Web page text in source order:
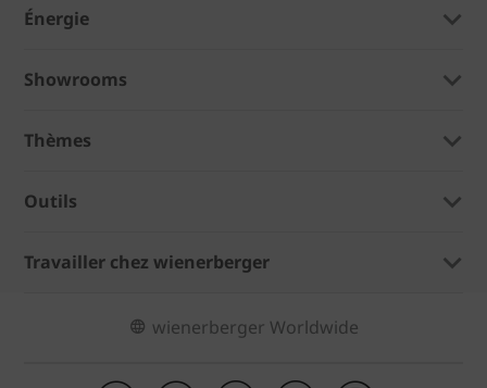
Énergie
Showrooms
Thèmes
Outils
Travailler chez wienerberger
wienerberger Worldwide